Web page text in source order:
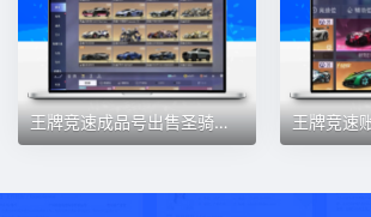
王牌竞速成品号出售圣骑士莲花王牌方程式918多盲盒限定永久账号